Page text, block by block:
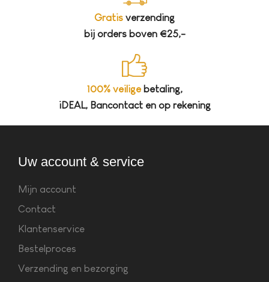
Gratis verzending
bij orders boven €25,-
100% veiligebetaling,
iDEAL, Bancontact en op rekening
Uw account & service
Mijn account
Contact
Klantenservice
Bestelproces
Verzending en bezorging